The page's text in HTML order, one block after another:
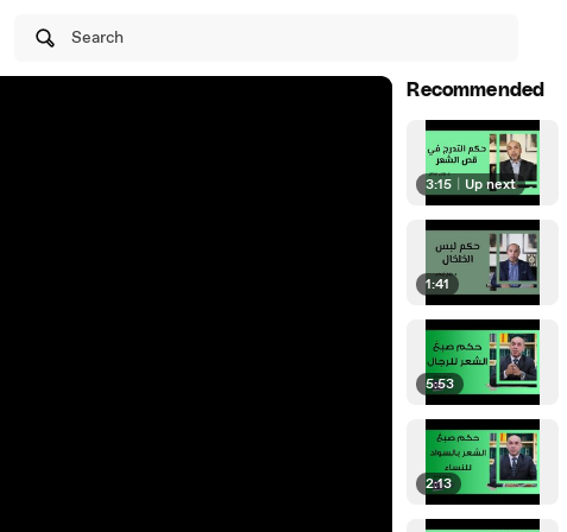
Search
Recommended
3:15 Up next
1:41
5:53
2:13